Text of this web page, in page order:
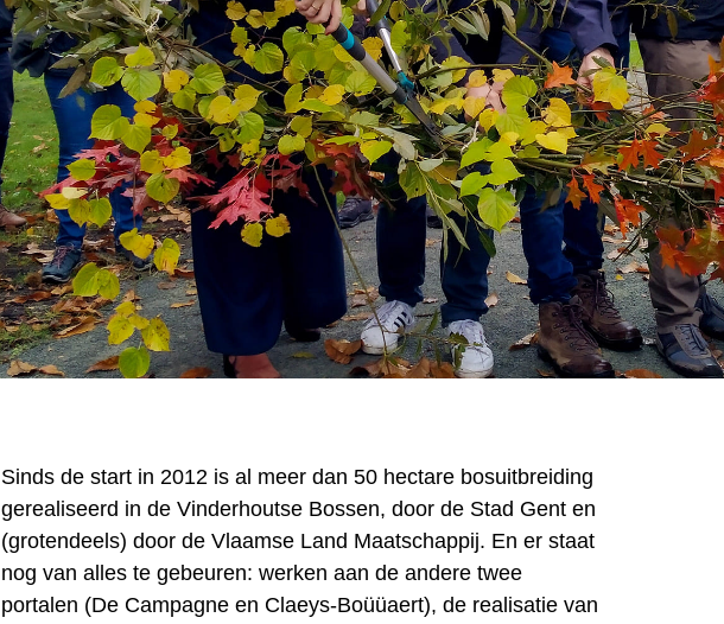
Sinds de start in 2012 is al meer dan 50 hectare bosuitbreiding
gerealiseerd in de Vinderhoutse Bossen, door de Stad Gent en
(grotendeels) door de Vlaamse Land Maatschappij. En er staat
nog van alles te gebeuren: werken aan de andere twee
portalen (De Campagne en Claeys-Boüüaert), de realisatie van